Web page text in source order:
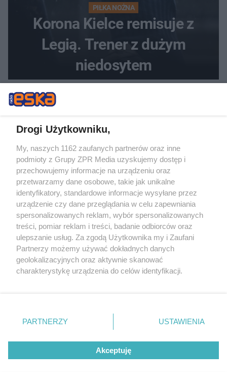
PIŁKA NOŻNA
Korona Kielce remisuje z
Legią. Trener z dużym
niedosytem
EKSTRAKLASA
Mecz Korona Kielce z Legią
Warszawa. Zobacz kto
uratował remis
Drogi Użytkowniku,
My, naszych 1162 zaufanych partnerów oraz inne
podmioty z Grupy ZPR Media uzyskujemy dostęp i
przechowujemy informacje na urządzeniu oraz
przetwarzamy dane osobowe, takie jak unikalne
identyfikatory, standardowe informacje wysyłane przez
urządzenie czy dane przeglądania w celu zapewniania
spersonalizowanych reklam, wybór spersonalizowanych
treści, pomiar reklam i treści, badanie odbiorców oraz
ulepszanie usług. Za zgodą Użytkownika my i Zaufani
Partnerzy możemy używać dokładnych danych
geolokalizacyjnych oraz aktywnie skanować
charakterystykę urządzenia do celów identyfikacji.
zmienić/wycofać klikając przycisk ustawień prywatności
znajdujący się w lewym dolnym rogu strony
rodzaje przetwarzania danych nie wymagają zgody
użytkownika, ale masz prawo sprzeciwić się takiemu
przetwarzaniu. Preferencje będą miały zastosowanie tylko
PARTNERZY USTAWIENIA
Akceptuję